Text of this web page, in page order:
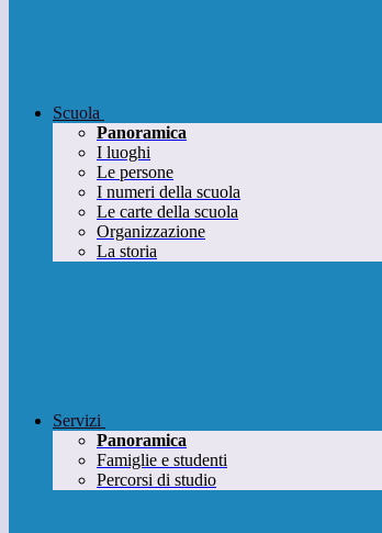
Scuola
Panoramica
I luoghi
Le persone
I numeri della scuola
Le carte della scuola
Organizzazione
La storia
Servizi
Panoramica
Famiglie e studenti
Percorsi di studio